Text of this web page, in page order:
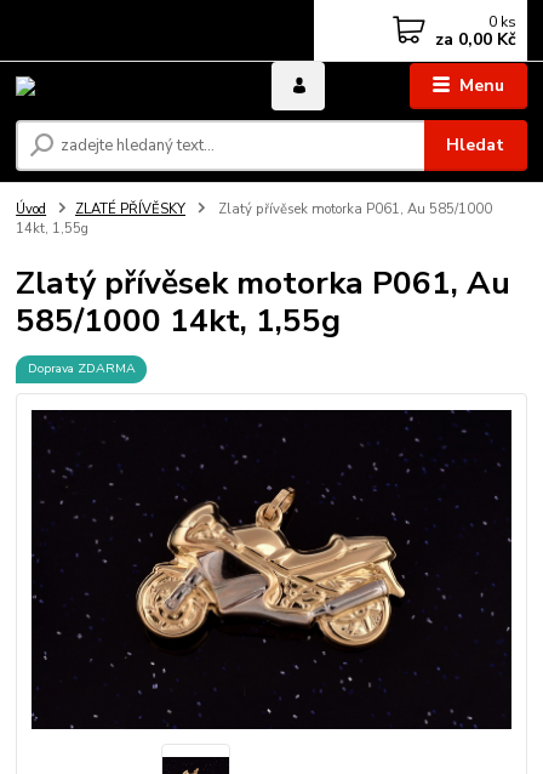
Menu
Hledat
0 ks
za 0,00 Kč
Úvod ZLATÉ PŘÍVĚSKY
Zlatý přívěsek motorka P061, Au 585/1000
14kt, 1,55g
Zlatý přívěsek motorka P061, Au
585/1000 14kt, 1,55g
Doprava ZDARMA